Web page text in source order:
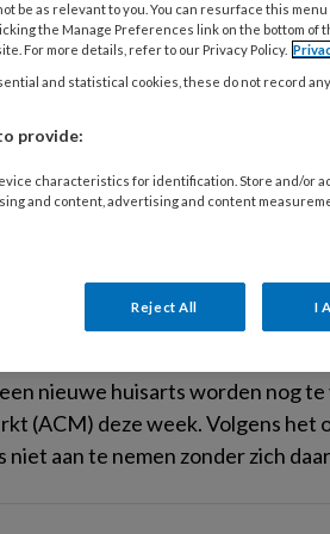
Ted van Essen
om eerder geformuleerde
de uitgangspunten voor goede
nieuwe huisarts worden nog
(ACM) deze week. Volgens het
aan te nemen zonder zich
be as relevant to you. You can resurface this
the Manage Preferences link on the bottom of
For more details, refer to our Privacy Policy.
and statistical cookies, these do not record
provide:
characteristics for identification. Store and/or
and content, advertising and content
Reject All I